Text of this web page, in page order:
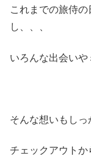
これまでの旅侍
し、、、
いろんな出会いや
そんな想いもしっ
チェックアウトか